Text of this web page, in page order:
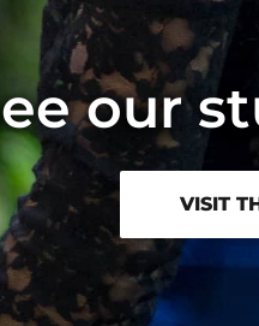
our
VISIT